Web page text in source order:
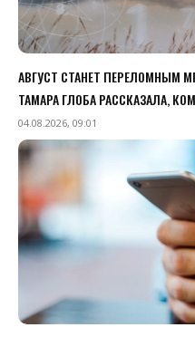
АВГУСТ СТАНЕТ ПЕРЕЛОМНЫМ
ТАМАРА ГЛОБА РАССКАЗАЛА,
04.08.2026, 09:01